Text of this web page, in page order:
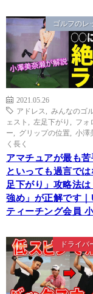
ゴルフのレ
2021.05.26
アドレス
みんなのゴ
ェスト
左足下がり
フォ
ー
グリップの位置 小澤
く長く
アマチュアが最も
といっても過言で
足下がり」攻略法
強め」が正解です｜
ティーチング会員
ドライバ